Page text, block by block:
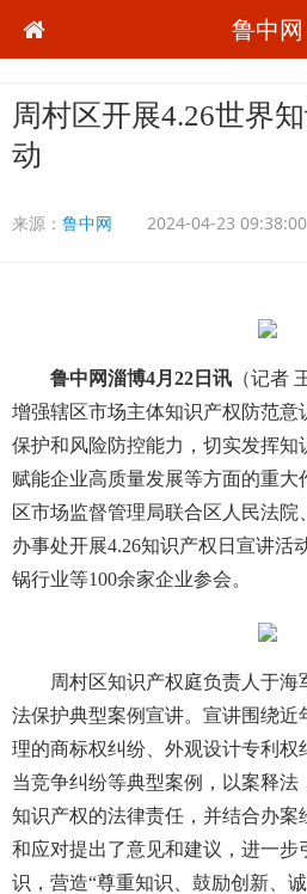
鲁中网
周村区开展4.26世界
动
来源： 鲁中网 2024-04-23 09:38:00
鲁中网淄博4月22日讯 （记者
增强辖区市场主体知识产权防范意
保护和风险防控能力，切实发挥知
赋能企业高质量发展等方面的重大
区市场监督管理局联合区人民法
办事处开展4.26知识产权日宣讲活
锅行业等100余家企业参会。
周村区知识产权庭负责人于海
法保护典型案例宣讲。宣讲围绕近
理的商标权纠纷、外观设计专利权
当竞争纠纷等典型案例，以案释
知识产权的法律责任，并结合办案
和应对提出了意见和建议，进一步
识，营造“尊重知识、鼓励创新、